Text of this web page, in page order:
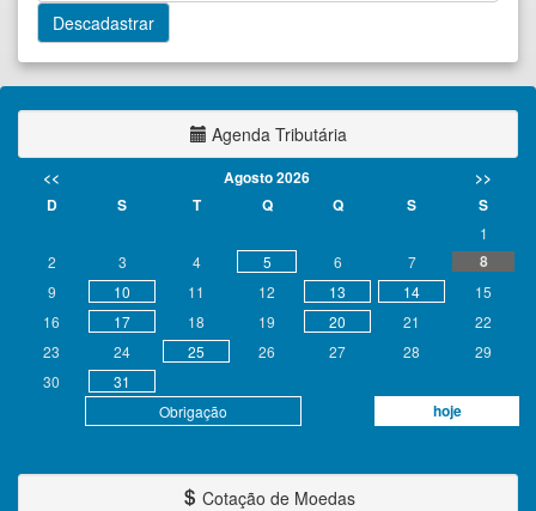
Agenda Tributária
<< Agosto 2026
>>
D
S T Q Q S S
Obrigação hoje
1
2
3 4 5 6 7 8
9 10 11 12 13 14
15
16
17 18 19 20 21
22
23
24 25 26 27 28
29
30
31
Cotação de Moedas